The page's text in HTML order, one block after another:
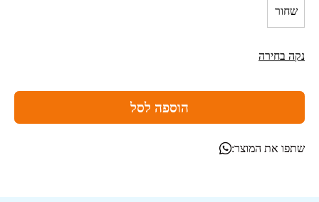
שחור
נקה בחירה
הוספה לסל
שתפו את המוצר: